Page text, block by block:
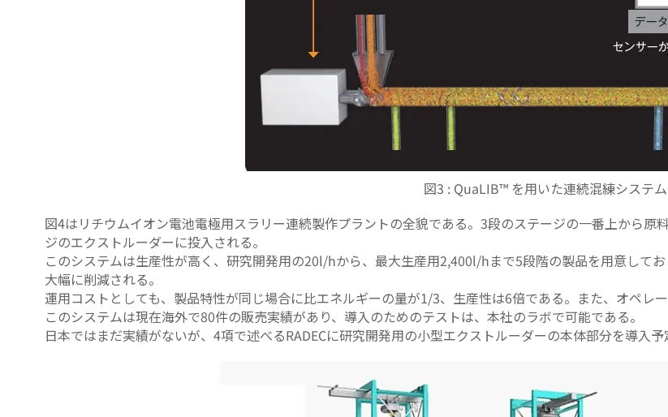
図3 : QuaLIB™ を用いた連続混練システム
図4はリチウムイオン電池電極用スラリー連続製作プラントの全貌である。3段のステージの一番上から
ジのエクストルーダーに投入される。
このシステムは生産性が高く、研究開発用の20l/hから、最大生産用2,400l/hまで5段階の製品を用意して
大幅に削減される。
運用コストとしても、製品特性が同じ場合に比エネルギーの量が1/3、生産性は6倍である。また、オペレ
このシステムは現在海外で80件の販売実績があり、導入のためのテストは、本社のラボで可能である。
日本ではまだ実績がないが、4項で述べるRADECに研究開発用の小型エクストルーダーの本体部分を導入